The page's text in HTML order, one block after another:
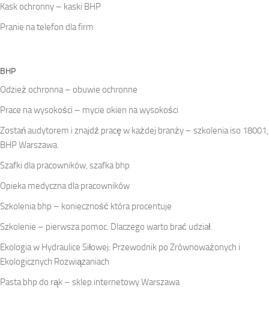
Kask ochronny – kaski BHP
Pranie na telefon dla firm
BHP
Odzież ochronna – obuwie ochronne
Prace na wysokości – mycie okien na wysokości
Zostań audytorem i znajdź pracę w każdej branży – szkolenia iso 18001,
BHP Warszawa.
Szafki dla pracowników, szafka bhp
Opieka medyczna dla pracowników
Szkolenia bhp – konieczność która procentuje
Szkolenie – pierwsza pomoc. Dlaczego warto brać udział.
Ekologia w Hydraulice Siłowej: Przewodnik po Zrównoważonych i
Ekologicznych Rozwiązaniach
Pasta bhp do rąk – sklep internetowy Warszawa